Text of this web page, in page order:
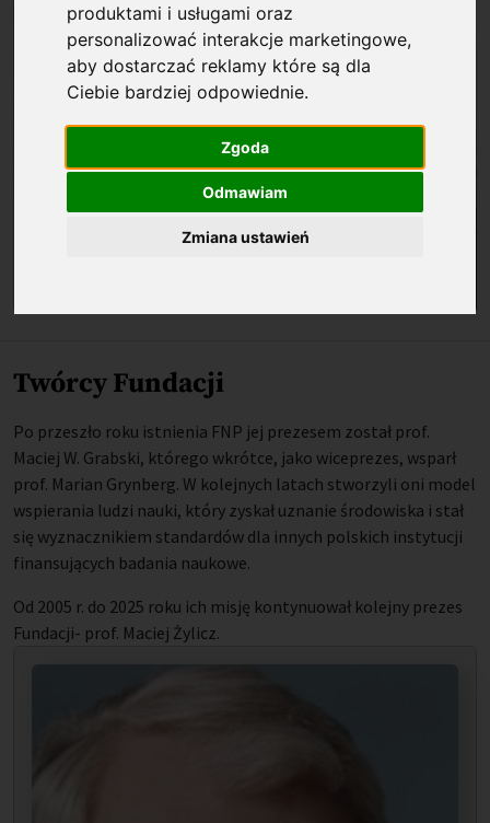
produktami i usługami oraz
personalizować interakcje marketingowe,
aby dostarczać reklamy które są dla
Ciebie bardziej odpowiednie.
Zgoda
Odmawiam
Zmiana ustawień
Twórcy Fundacji
Po przeszło roku istnienia FNP jej prezesem został prof.
Maciej W. Grabski, którego wkrótce, jako wiceprezes, wsparł
prof. Marian Grynberg. W kolejnych latach stworzyli oni model
wspierania ludzi nauki, który zyskał uznanie środowiska i stał
się wyznacznikiem standardów dla innych polskich instytucji
finansujących badania naukowe.
Od 2005 r. do 2025 roku ich misję kontynuował kolejny prezes
Fundacji- prof. Maciej Żylicz.